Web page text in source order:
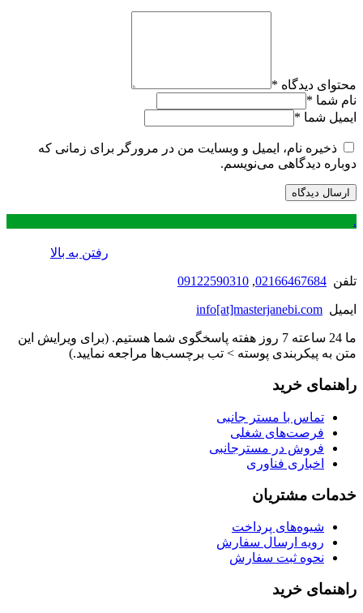
محتوای دیدگاه *
نام شما *
ایمیل شما *
ذخیره نام، ایمیل و وبسایت من در مرورگر برای زمانی که
دوباره دیدگاهی می‌نویسم.
.
رفتن به بالا
تلفن 02166467684
,
09122590310
ایمیل info[at]masterjanebi.com
ما 24 ساعته 7 روز هفته پاسخگوی شما هستیم. (برای ویرایش این
متن به پیکربندی پوسته > تب برچسب‌ها مراجعه نمایید.)
راهنمای خرید
تماس با مستر جانبی
فرصت‌های شغلی
فروش در مسترجانبی
اخباری فناوری
خدمات مشتریان
شیوه‌های پرداخت
رویه ارسال سفارش
نحوه ثبت سفارش
راهنمای خرید